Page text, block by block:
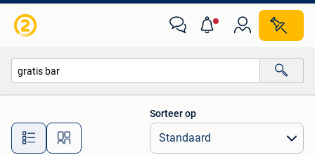
Alle afstanden…
Sorteer op